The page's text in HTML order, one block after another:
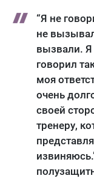
“Я не
не
вызвали. Я
говорил
моя
очень
своей
тренеру,